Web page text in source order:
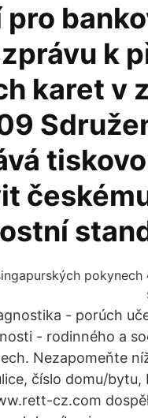
k
karet v
- porúch
- rodinného a
Nezapomeňte
číslo domu/bytu,
cz.com